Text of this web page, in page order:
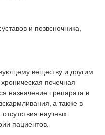
и позвоночника,
веществу и другим
почечная
назначение препарата в
а также в
научных
пациентов.